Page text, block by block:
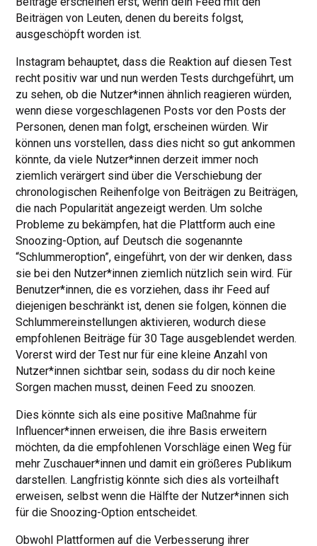
Beiträgen von Leuten, denen du bereits folgst,
ausgeschöpft worden ist.
Instagram behauptet, dass die Reaktion auf diesen Test
recht positiv war und nun werden Tests durchgeführt, um
zu sehen, ob die Nutzer*innen ähnlich reagieren würden,
wenn diese vorgeschlagenen Posts vor den Posts der
Personen, denen man folgt, erscheinen würden. Wir
können uns vorstellen, dass dies nicht so gut ankommen
könnte, da viele Nutzer*innen derzeit immer noch
ziemlich verärgert sind über die Verschiebung der
chronologischen Reihenfolge von Beiträgen zu Beiträgen,
die nach Popularität angezeigt werden. Um solche
Probleme zu bekämpfen, hat die Plattform auch eine
Snoozing-Option, auf Deutsch die sogenannte
“Schlummeroption”, eingeführt, von der wir denken, dass
sie bei den Nutzer*innen ziemlich nützlich sein wird. Für
Benutzer*innen, die es vorziehen, dass ihr Feed auf
diejenigen beschränkt ist, denen sie folgen, können die
Schlummereinstellungen aktivieren, wodurch diese
empfohlenen Beiträge für 30 Tage ausgeblendet werden.
Vorerst wird der Test nur für eine kleine Anzahl von
Nutzer*innen sichtbar sein, sodass du dir noch keine
Sorgen machen musst, deinen Feed zu snoozen.
Dies könnte sich als eine positive Maßnahme für
Influencer*innen erweisen, die ihre Basis erweitern
möchten, da die empfohlenen Vorschläge einen Weg für
mehr Zuschauer*innen und damit ein größeres Publikum
darstellen. Langfristig könnte sich dies als vorteilhaft
erweisen, selbst wenn die Hälfte der Nutzer*innen sich
für die Snoozing-Option entscheidet.
Obwohl Plattformen auf die Verbesserung ihrer